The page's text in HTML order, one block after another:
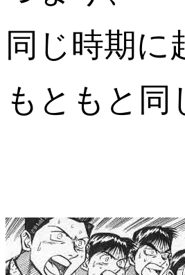
同じ時期に
もともと